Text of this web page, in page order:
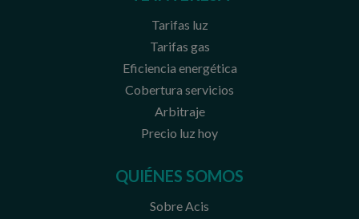
Tarifas luz
Tarifas gas
Eficiencia energética
Cobertura servicios
Arbitraje
Precio luz hoy
QUIÉNES SOMOS
Sobre Acis